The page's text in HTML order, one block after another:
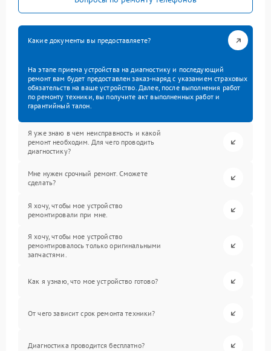
Какие документы вы предоставляете?
На этапе приема устройства на диагностику и последующий
ремонт вам будет предоставлен заказ-наряд с указанием страховых
обязательств на ваше устройство. Далее, после выполнения работ
по ремонту техники, вы получите акт выполненных работ и
гарантийный талон.
Я уже знаю в чем неисправность и какой
ремонт необходим. Для чего проводить
диагностику?
Мне нужен срочный ремонт. Сможете
сделать?
Я хочу, чтобы мое устройство
ремонтировали при мне.
Я хочу, чтобы мое устройство
ремонтировалось только оригинальными
запчастями.
Как я узнаю, что мое устройство готово?
От чего зависит срок ремонта техники?
Диагностика проводится бесплатно?